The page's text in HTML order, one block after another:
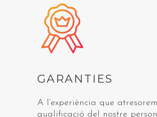
GARANTIES
A l’experiència que
qualificació del nostre